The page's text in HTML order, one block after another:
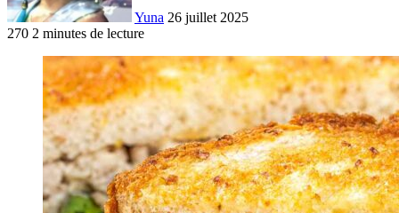
Yuna 26 juillet 2025
270 2 minutes de lecture